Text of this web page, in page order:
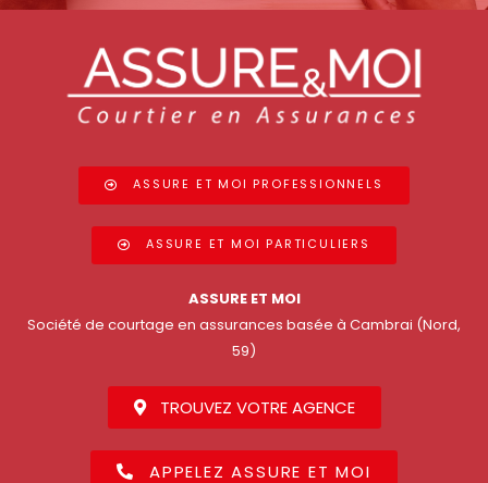
ASSURE ET MOI PROFESSIONNELS
ASSURE ET MOI PARTICULIERS
ASSURE ET MOI
Société de courtage en assurances basée à Cambrai (Nord,
59)
TROUVEZ VOTRE AGENCE
APPELEZ ASSURE ET MOI